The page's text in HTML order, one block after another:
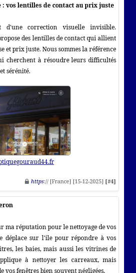
vos lentilles de contact au prix juste
d'une correction visuelle invisible.
des lentilles de contact qui allient
et prix juste. Nous sommes la référence
cherchent à résoudre leurs difficultés
sérénité.
https:// [France] [15-12-2025] [#4]
ma réputation pour le nettoyage de vos
déplace sur l'ile pour répondre à vos
les baies, mais aussi les vitrines de
à nettoyer les carreaux, mais
vos fenêtres bien souvent négligées.